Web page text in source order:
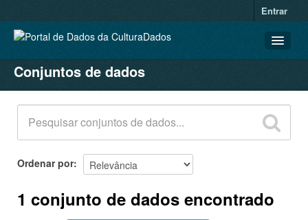
Entrar
CONJUNTOS DE DADOS
ORGANIZAÇÕES
GRUPOS
SOBRE
Conjuntos de dados
Ordenar por
1 conjunto de dados encontrado